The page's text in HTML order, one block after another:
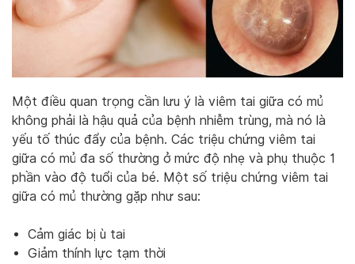
Một điều quan trọng cần lưu ý là viêm tai giữa có mủ
không phải là hậu quả của bệnh nhiễm trùng, mà nó là
yếu tố thúc đẩy của bệnh. Các triệu chứng viêm tai
giữa có mủ đa số thường ở mức độ nhẹ và phụ thuộc 1
phần vào độ tuổi của bé. Một số triệu chứng viêm tai
giữa có mủ thường gặp như sau:
Cảm giác bị ù tai
Giảm thính lực tạm thời